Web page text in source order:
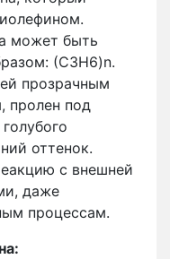
может быть
(С3H6)n.
прозрачным
пролен под
оттенок.
с внешней
даже
процессам.